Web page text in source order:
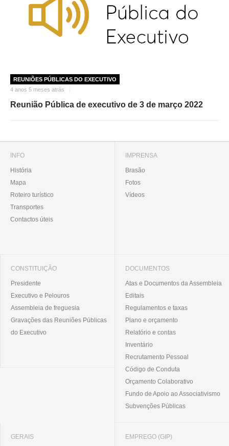
REUNIÕES PÚBLICAS DO EXECUTIVO
4 anos 5 meses atrás
Reunião Pública de executivo de 3 de março 2022
INFO
História
Mapa
Roteiro turístico
Transportes
Contactos úteis
IMPRENSA
Brasão
Fotos
Vídeos
CONSTITUIÇÃO
Presidente
Executivo e Pelouros
Assembleia de freguesia
Gravações das Reuniões Públicas
do Executivo
DOCUMENTOS
Atas e Documentos da Assembleia
Editais
Regulamentos e taxas
Plano e orçamento
Relatório e contas
Inventário
Recrutamento Pessoal
Código de Conduta
Orçamento Colaborativo
Fundo de Apoio ao Associativismo
Subvenções Públicas
GERAIS EMPREGO (GIP)